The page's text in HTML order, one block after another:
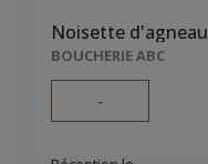
Noisette d'agneau
BOUCHERIE ABC
-